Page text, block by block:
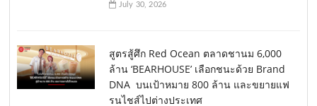
July 30, 2026
สูตรสู้ศึก Red Ocean ตลาดชานม 6,000
ล้าน ‘BEARHOUSE’ เลือกชนะด้วย Brand
DNA บนเป้าหมาย 800 ล้าน และขยายแฟ
รนไชส์ไปต่างประเทศ